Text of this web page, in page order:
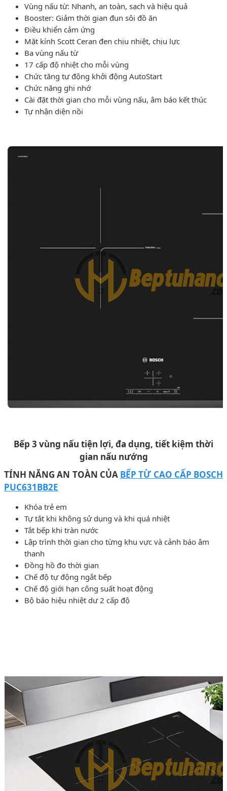
Vùng nấu từ: Nhanh, an toàn, sạch và hiệu quả
Booster: Giảm thời gian đun sôi đồ ăn
Điều khiển cảm ứng
Mặt kính Scott Ceran đen chịu nhiệt, chịu lực
Ba vùng nấu từ
17 cấp độ nhiệt cho mỗi vùng
Chức tăng tự động khởi động AutoStart
Chức năng ghi nhớ
Cài đặt thời gian cho mỗi vùng nấu, âm báo kết thúc
Tự nhận diện nồi
Bếp 3 vùng nấu tiện lợi, đa dụng, tiết kiệm thời
gian nấu nướng
TÍNH NĂNG AN TOÀN CỦA BẾP TỪ CAO CẤP BOSCH
PUC631BB2E
Khóa trẻ em
Tự tắt khi không sử dụng và khi quá nhiệt
Tắt bếp khi tràn nước
Lập trình thời gian cho từng khu vực và cảnh báo âm
thanh
Đồng hồ đo thời gian
Chế độ tự động ngắt bếp
Chế độ giới hạn công suất hoạt động
Bộ báo hiệu nhiệt dư 2 cấp độ